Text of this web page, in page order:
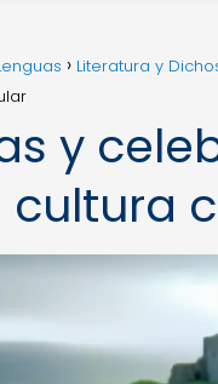
Literatura y
y
cultura